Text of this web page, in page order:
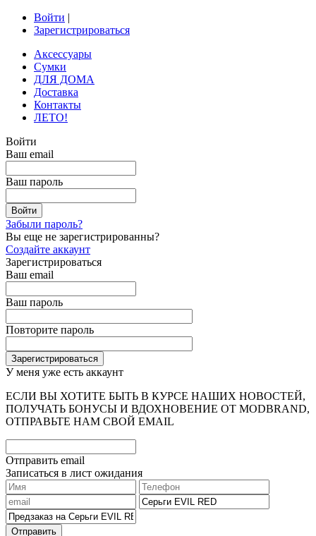
Войти |
Зарегистрироваться
Аксессуары
Сумки
ДЛЯ ДОМА
Доставка
Контакты
ЛЕТО!
Войти
Ваш email
Ваш пароль
Забыли пароль?
Вы еще не зарегистрированны?
Создайте аккаунт
Зарегистрироваться
Ваш email
Ваш пароль
Повторите пароль
У меня уже есть аккаунт
ЕСЛИ ВЫ ХОТИТЕ БЫТЬ В КУРСЕ НАШИХ НОВОСТЕЙ,
ПОЛУЧАТЬ БОНУСЫ И ВДОХНОВЕНИЕ ОТ MODBRAND,
ОТПРАВЬТЕ НАМ СВОЙ EMAIL
Отправить email
Записаться в лист ожидания
Отправить